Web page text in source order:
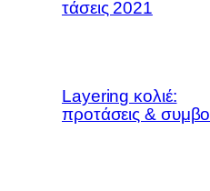
τάσεις 2021
Layering κολιέ:
προτάσεις &